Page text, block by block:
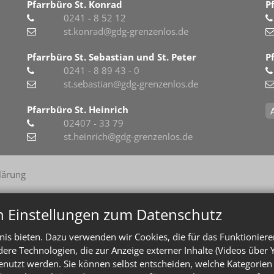
zum Datenschutz
bieten. Dazu verwenden wir Cookies, die für das
Technologien, die zur Anzeige externer Inhalte (Videos
werden. Sie können selbst entscheiden, welche
Pfarrbüro St. Konrad
0241 - 8 52 12
st.konrad@gdg-grenzenlos.de
Pfarrbüro St. Sebastian und St. Peter
0241 - 8 89 43 - 0
st.sebastian@gdg-grenzenlos.de
Pfarrbüro St. Heinrich
02407 - 33 79
st.heinrich@gdg-grenzenlos.de